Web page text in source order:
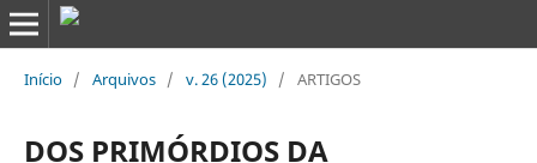
Início / Arquivos / v. 26 (2025) / ARTIGOS
DOS PRIMÓRDIOS DA